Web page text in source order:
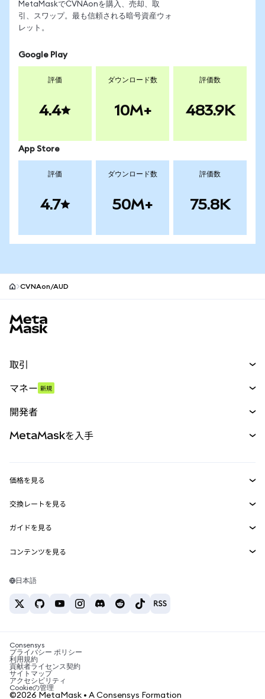
MetaMaskでCVNAonを購入、売却、取
引、スワップ。最も信頼される暗号資産ウォ
レット。
Google Play
評価
4.4
ダウンロード数
10M+
評価数
483.9K
App Store
評価
4.7
ダウンロード数
50M+
評価数
75.8K
CVNAon/AUD
取引
パーペチュアル
RWA
マネー 新規
開発者
MetaMask Connect
Snaps
Web3サービス
MetaMaskを入手
セキュリティ
サポート
キャリア
お問い合わせ
価格を見る
イーサリアムの価格
Solanaの価格
Tetherの価格
交換レートを見る
ETH→USD
USDT→INR
BTC→INR
ETH→USDT
ガイドを見る
ETHの購入
USDTの購入
SHIBの購入
BNBの購入
コンテンツを見る
Solanaウォレット
税制関連ニュース
暗号資産の購入方法は？
ビットコインを売るには？
日本語
Consensys
プライバシー ポリシー
利用規約
貢献者ライセンス契約
サイトマップ
アクセシビリティ
Cookieの管理
©2026 MetaMask • A Consensys Formation